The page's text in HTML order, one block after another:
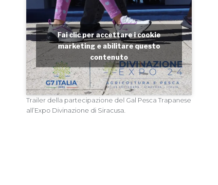
Fai clic per accettare i cookie
marketing e abilitare questo
contenuto
Trailer della partecipazione del Gal Pesca Trapanese
all’Expo Divinazione di Siracusa.